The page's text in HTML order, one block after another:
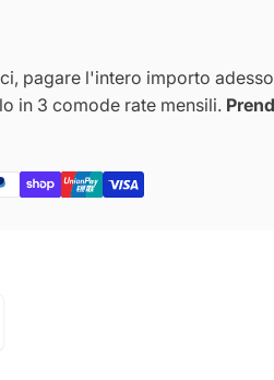
pagare l'intero importo
in 3 comode rate mensili.